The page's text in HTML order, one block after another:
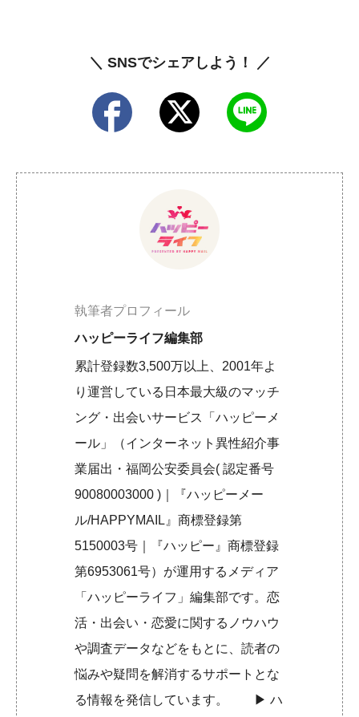
＼ SNSでシェアしよう！ ／
執筆者プロフィール
ハッピーライフ編集部
累計登録数3,500万以上、2001年よ
り運営している日本最大級のマッチ
ング・出会いサービス「ハッピーメ
ール」（インターネット異性紹介事
業届出・福岡公安委員会( 認定番号
90080003000 )｜『ハッピーメー
ル/HAPPYMAIL』商標登録第
5150003号｜『ハッピー』商標登録
第6953061号）が運用するメディア
「ハッピーライフ」編集部です。恋
活・出会い・恋愛に関するノウハウ
や調査データなどをもとに、読者の
悩みや疑問を解消するサポートとな
る情報を発信しています。 ▶︎ハ